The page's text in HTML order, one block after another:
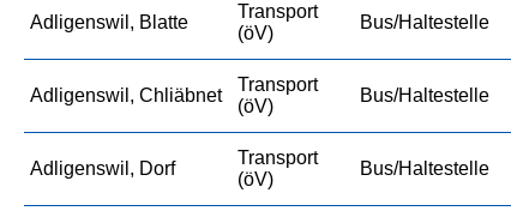
Adligenswil, Blatte
Transport
(öV)
Bus/Haltestelle
Adligenswil, Chliäbnet
Transport
(öV)
Bus/Haltestelle
Adligenswil, Dorf
Transport
(öV)
Bus/Haltestelle